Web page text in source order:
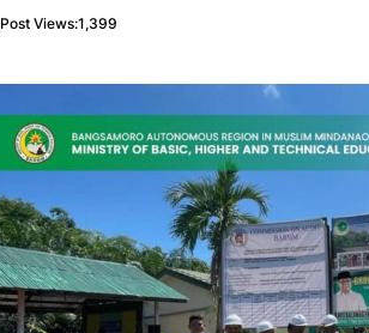
Post Views:1,399